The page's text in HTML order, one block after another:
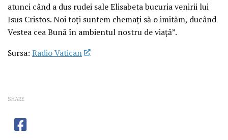
atunci când a dus rudei sale Elisabeta bucuria venirii lui
Isus Cristos. Noi toţi suntem chemaţi să o imităm, ducând
Vestea cea Bună în ambientul nostru de viaţă”.
Sursa: Radio Vatican
SHARE